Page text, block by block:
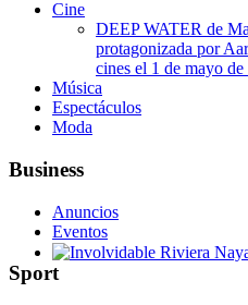
Involvidable Riviera
Cine
DEEP WATER de
protagonizada por
cines el 1 de mayo
Música
Espectáculos
Moda
Business
Anuncios
Eventos
Sport